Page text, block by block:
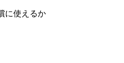
に使えるか